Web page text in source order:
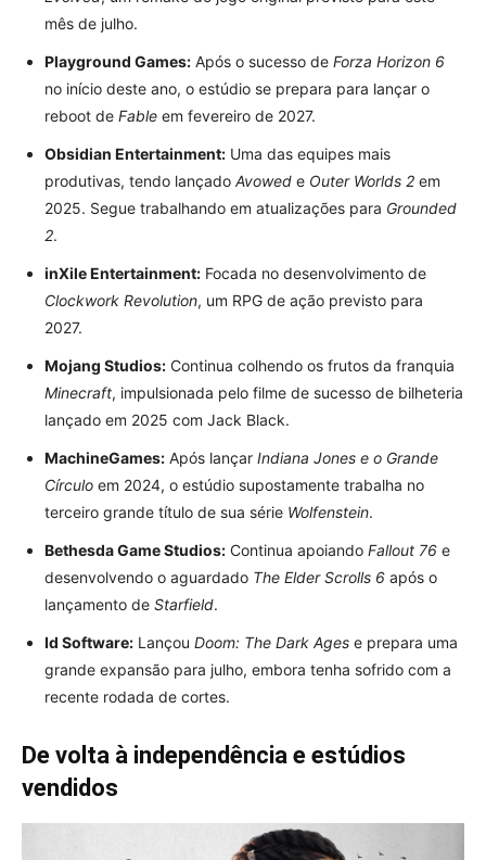
mês de julho.
Playground Games: Após o sucesso de Forza Horizon 6
no início deste ano, o estúdio se prepara para lançar o
reboot de Fable em fevereiro de 2027.
Obsidian Entertainment: Uma das equipes mais
produtivas, tendo lançado Avowed e Outer Worlds 2 em
2025. Segue trabalhando em atualizações para Grounded
2.
inXile Entertainment: Focada no desenvolvimento de
Clockwork Revolution, um RPG de ação previsto para
2027.
Mojang Studios: Continua colhendo os frutos da franquia
Minecraft, impulsionada pelo filme de sucesso de bilheteria
lançado em 2025 com Jack Black.
MachineGames: Após lançar Indiana Jones e o Grande
Círculo em 2024, o estúdio supostamente trabalha no
terceiro grande título de sua série Wolfenstein.
Bethesda Game Studios: Continua apoiando Fallout 76 e
desenvolvendo o aguardado The Elder Scrolls 6 após o
lançamento de Starfield.
Id Software: Lançou Doom: The Dark Ages e prepara uma
grande expansão para julho, embora tenha sofrido com a
recente rodada de cortes.
De volta à independência e estúdios
vendidos